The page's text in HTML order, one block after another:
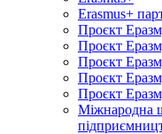
Erasmus+
Проєкт
Проєкт
Проєкт
Проєкт
Проєкт
Міжнародна